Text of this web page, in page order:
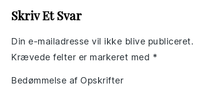
Interactions
Skriv Et Svar
Din e-mailadresse vil ikke blive publiceret.
Krævede felter er markeret med *
Bedømmelse af Opskrifter